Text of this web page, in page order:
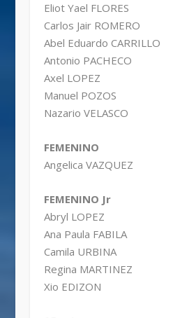
Eliot Yael FLORES
Carlos Jair ROMERO
Abel Eduardo CARRILLO
Antonio PACHECO
Axel LOPEZ
Manuel POZOS
Nazario VELASCO
FEMENINO
Angelica VAZQUEZ
FEMENINO Jr
Abryl LOPEZ
Ana Paula FABILA
Camila URBINA
Regina MARTINEZ
Xio EDIZON